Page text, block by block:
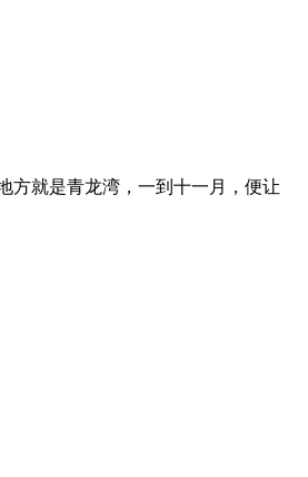
方就是青龙湾，一到十一月，便让